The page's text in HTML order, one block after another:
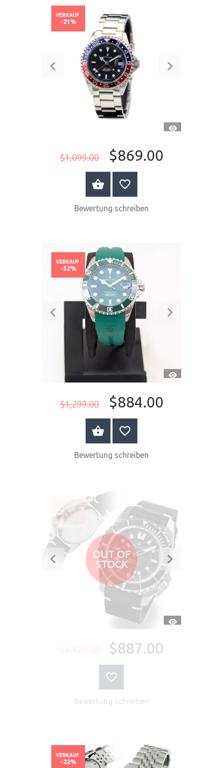
$1,099.00 $869.00
VERKAUF
-21%
JETZT KAUFEN
Bewertung schreiben
$1,299.00 $884.00
VERKAUF
-32%
JETZT KAUFEN
Bewertung schreiben
OUT OF
STOCK
$1,127.00 $887.00
VERKAUF
-21%
Bewertung schreiben
VERKAUF
-22%